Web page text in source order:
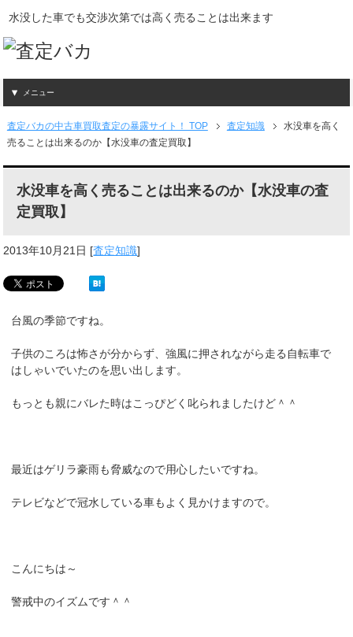
水没した車でも交渉次第では高く売ることは出来ます
メニュー
査定バカの中古車買取査定の暴露サイト！ TOP 査定知識
水没車を高く
売ることは出来るのか【水没車の査定買取】
水没車を高く売ることは出来るのか【水没車の査
定買取】
2013年10月21日 [査定知識]
台風の季節ですね。
子供のころは怖さが分からず、強風に押されながら走る自転車で
はしゃいでいたのを思い出します。
もっとも親にバレた時はこっぴどく叱られましたけど＾＾
最近はゲリラ豪雨も脅威なので用心したいですね。
テレビなどで冠水している車もよく見かけますので。
こんにちは～
警戒中のイズムです＾＾